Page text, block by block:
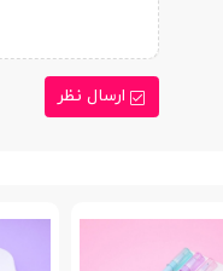
ارسال نظر